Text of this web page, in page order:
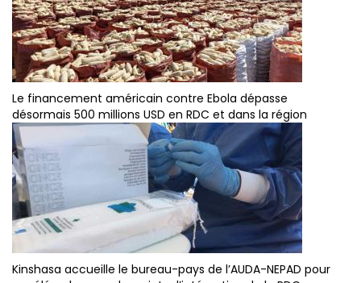
Le financement américain contre Ebola dépasse
désormais 500 millions USD en RDC et dans la région
Kinshasa accueille le bureau-pays de l’AUDA-NEPAD pour